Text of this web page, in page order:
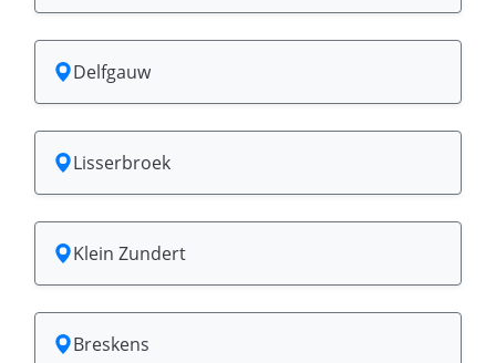
Delfgauw
Lisserbroek
Klein Zundert
Breskens